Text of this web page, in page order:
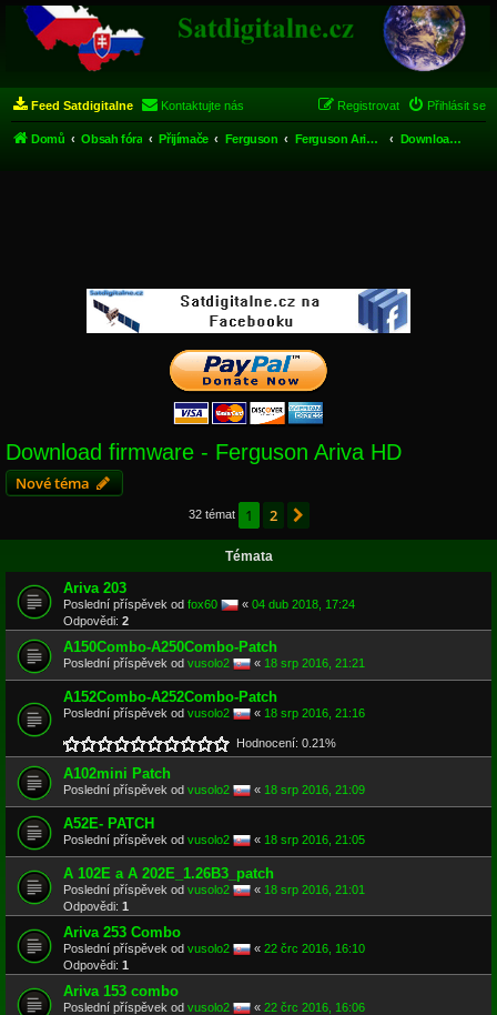
Feed Satdigitalne Kontaktujte nás Přihlásit se
Registrovat
Domů Obsah fóra Přijímače Ferguson Ferguson Ariva HD Download firmware - Ferguson Ariva HD
Download firmware - Ferguson Ariva HD
Nové téma
32 témat 1 2
Témata
Ariva 203
Poslední příspěvek od fox60 « 04 dub 2018, 17:24
Odpovědi: 2
A150Combo-A250Combo-Patch
Poslední příspěvek od vusolo2 « 18 srp 2016, 21:21
A152Combo-A252Combo-Patch
Poslední příspěvek od vusolo2 « 18 srp 2016, 21:16
Hodnocení: 0.21%
A102mini Patch
Poslední příspěvek od vusolo2 « 18 srp 2016, 21:09
A52E- PATCH
Poslední příspěvek od vusolo2 « 18 srp 2016, 21:05
A 102E a A 202E_1.26B3_patch
Poslední příspěvek od vusolo2 « 18 srp 2016, 21:01
Odpovědi: 1
Ariva 253 Combo
Poslední příspěvek od vusolo2 « 22 črc 2016, 16:10
Odpovědi: 1
Ariva 153 combo
Poslední příspěvek od vusolo2 « 22 črc 2016, 16:06